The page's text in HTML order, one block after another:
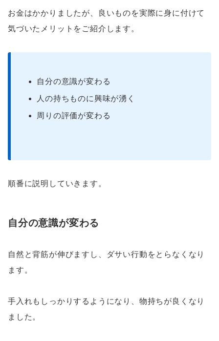
お金はかかりましたが、良いものを実際に身に付けて
気づいたメリットをご紹介します。
自分の意識が変わる
人の持ちものに興味が湧く
周りの評価が変わる
順番に説明していきます。
自分の意識が変わる
自然と背筋が伸びますし、ダサい行動をとらなくなり
ます。
手入れもしっかりするようになり、物持ちが良くなり
ました。